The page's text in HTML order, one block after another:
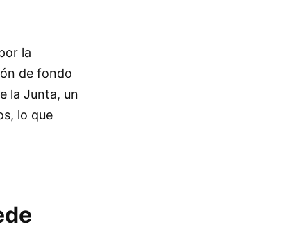
la
de fondo
la Junta, un
lo que